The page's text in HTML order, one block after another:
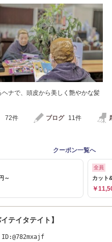
ナで、頭皮から美しく艶やかな髪
72件 ブログ 11件
クーポン一覧へ
～
全員
カット
￥
テイタテイト】
ID:@782mxajf